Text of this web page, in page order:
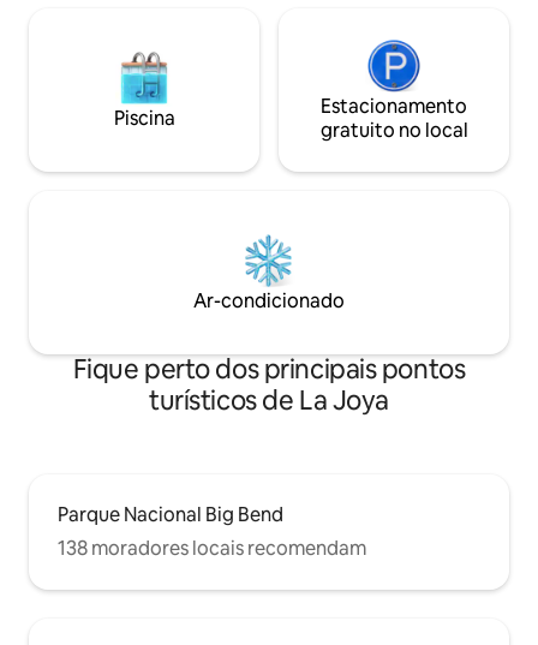
Piscina
Estacionamento
gratuito no local
Ar-condicionado
Fique perto dos principais pontos
turísticos de La Joya
Parque Nacional Big Bend
138 moradores locais recomendam